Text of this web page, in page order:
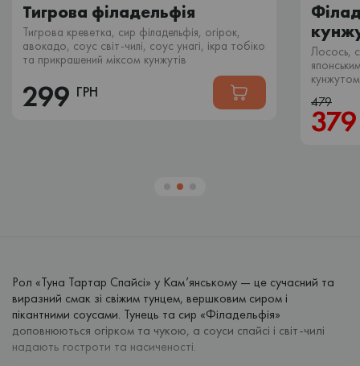
Тигрова філадельфія
Тигрова креветка, сир філадельфія, огірок,
авокадо, соус світ-чилі, соус унагі, ікра тобіко
та прикрашений міксом кунжутів
299 ГРН
Лосось,
кунжутом
479
Рол «Туна Тартар Спайсі» у Кам’янському — це сучасний та
виразний смак зі свіжим тунцем, вершковим сиром і
пікантними соусами. Тунець та сир «Філадельфія»
доповнюються огірком та чукою, а соуси спайсі і світ-чилі
надають гостроти та насиченості.